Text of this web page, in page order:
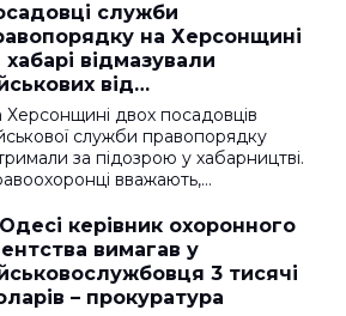
служби
на Херсонщині
хабарі відмазували
від
— ДБР
Херсонщині двох посадовців
служби правопорядку
за підозрою у хабарництві.
вважають,…
керівник охоронного
вимагав у
3 тисячі
– прокуратура